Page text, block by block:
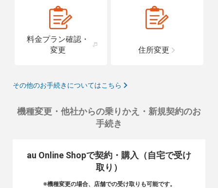
料金プラン確認・
変更
住所変更
その他のお手続きについてはこちら
機種変更・他社からの乗りかえ・新規契約のお
手続き
au Online Shopで契約・購入（自宅で受け
取り）
※機種変更の場合、店舗での受け取りも可能です。